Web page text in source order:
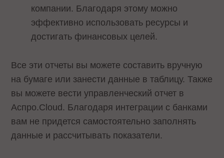
компании. Благодаря этому можно
эффективно использовать ресурсы и
достигать финансовых целей.
Все эти отчеты вы можете составить вручную
на бумаге или занести данные в таблицу. Также
вы можете вести управленческий отчет в
Аспро.Cloud. Благодаря интеграции с банками
вам не придется самостоятельно заполнять
данные и рассчитывать показатели.